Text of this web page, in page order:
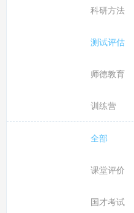
科研方法
测试评估
师德教育
训练营
全部
课堂评价
国才考试